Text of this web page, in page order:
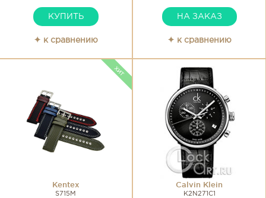
КУПИТЬ
✦ к сравнению
НА ЗАКАЗ
✦ к сравнению
Kentex
S715M
Calvin Klein
K2N271C1